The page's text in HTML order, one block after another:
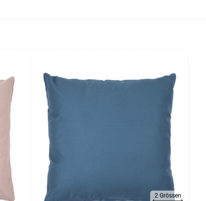
2 Grössen